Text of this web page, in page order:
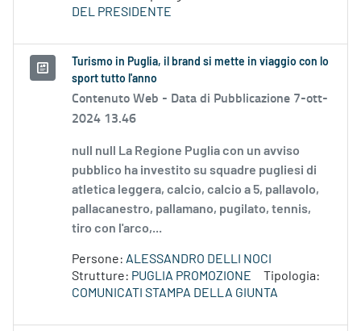
DEL PRESIDENTE
Turismo in Puglia, il brand si mette in viaggio con lo
sport tutto l'anno
Contenuto Web - Data di Pubblicazione 7-ott-
2024 13.46
null null La Regione Puglia con un avviso
pubblico ha investito su squadre pugliesi di
atletica leggera, calcio, calcio a 5, pallavolo,
pallacanestro, pallamano, pugilato, tennis,
tiro con l'arco,...
Persone: ALESSANDRO DELLI NOCI
Strutture: PUGLIA PROMOZIONE
Tipologia:
COMUNICATI STAMPA DELLA GIUNTA